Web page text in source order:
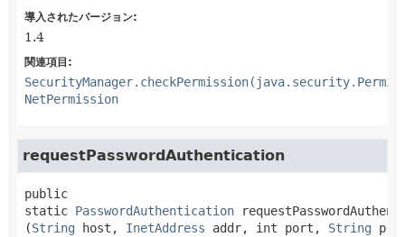
導入されたバージョン:
1.4
関連項目:
NetPermission
requestPasswordAuthentication
public
static PasswordAuthentication
(String host, InetAddress addr, int port, String